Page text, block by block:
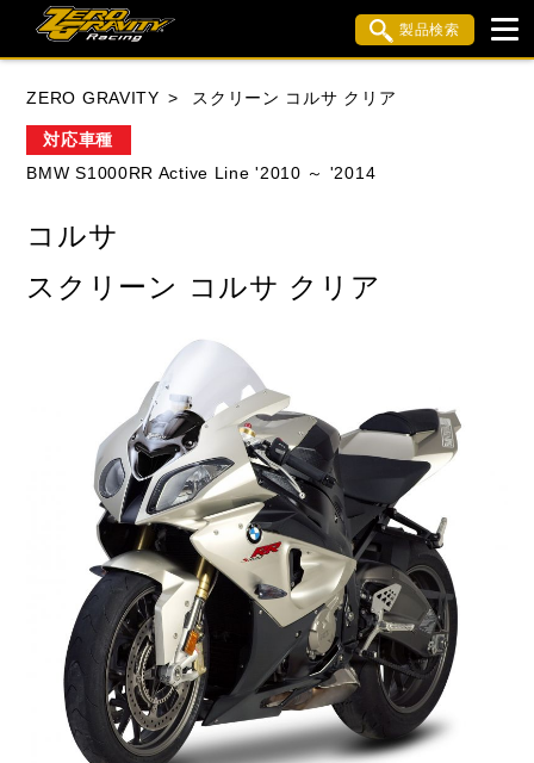
製品検索
閉じる
ZERO GRAVITY スクリーン コルサ クリア
対応車種
BMW S1000RR Active Line '2010 ～ '2014
コルサ
スクリーン コルサ クリア